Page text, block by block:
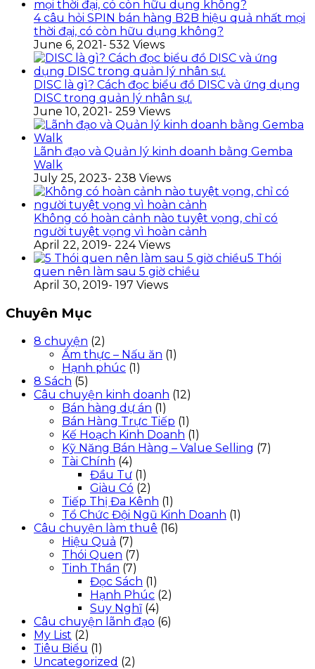
4 câu hỏi SPIN bán hàng B2B hiệu quả nhất mọi
thời đại, có còn hữu dụng không?
June 6, 2021- 532 Views
DISC là gì? Cách đọc biểu đồ DISC và ứng dụng
DISC trong quản lý nhân sự.
June 10, 2021- 259 Views
Lãnh đạo và Quản lý kinh doanh bằng Gemba
Walk
July 25, 2023- 238 Views
Không có hoàn cảnh nào tuyệt vọng, chỉ có
người tuyệt vọng vì hoàn cảnh
April 22, 2019- 224 Views
5 Thói
quen nên làm sau 5 giờ chiều
April 30, 2019- 197 Views
Chuyên Mục
8 chuyện (2)
Ẩm thực – Nấu ăn (1)
Hạnh phúc (1)
8 Sách (5)
Câu chuyện kinh doanh (12)
Bán hàng dự án (1)
Bán Hàng Trực Tiếp (1)
Kế Hoạch Kinh Doanh (1)
Kỹ Năng Bán Hàng – Value Selling (7)
Tài Chính (4)
Đầu Tư (1)
Giàu Có (2)
Tiếp Thị Đa Kênh (1)
Tổ Chức Đội Ngũ Kinh Doanh (1)
Câu chuyện làm thuê (16)
Hiệu Quả (7)
Thói Quen (7)
Tinh Thần (7)
Đọc Sách (1)
Hạnh Phúc (2)
Suy Nghĩ(4)
Câu chuyện lãnh đạo (6)
My List (2)
Tiêu Biểu (1)
Uncategorized (2)